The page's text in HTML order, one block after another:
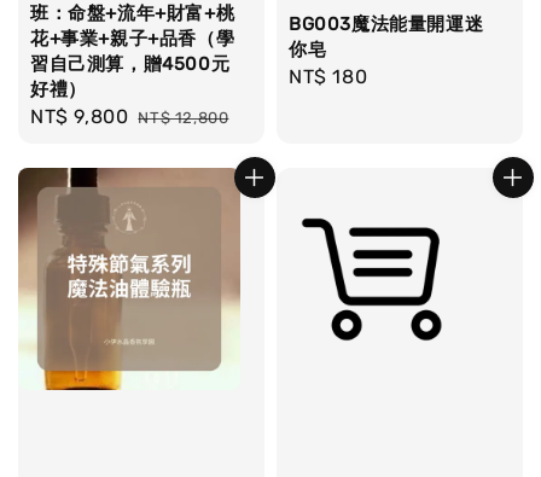
班：命盤+流年+財富+桃
花+事業+親子+品香（學
習自己測算，贈4500元
好禮）
Sale
NT$ 9,800 Regular
NT$ 12,800
BG003魔法能量開運迷
你皂
Regular
NT$ 180